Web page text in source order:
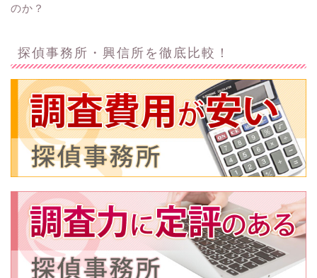
のか？
探偵事務所・興信所を徹底比較！